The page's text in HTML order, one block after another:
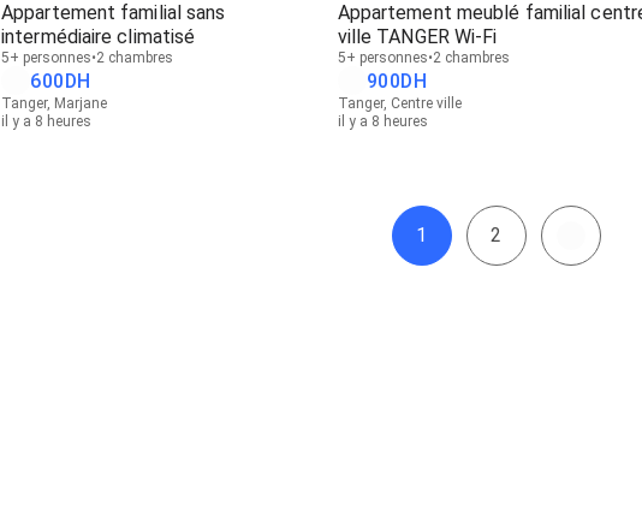
Appartement familial sans
intermédiaire climatisé
5+ personnes 2 chambres
600DH
Tanger, Marjane
il y a 8 heures
Appartement meublé familial
ville TANGER Wi-Fi
5+ personnes 2 chambres
900DH
Tanger, Centre ville
il y a 8 heures
1 2